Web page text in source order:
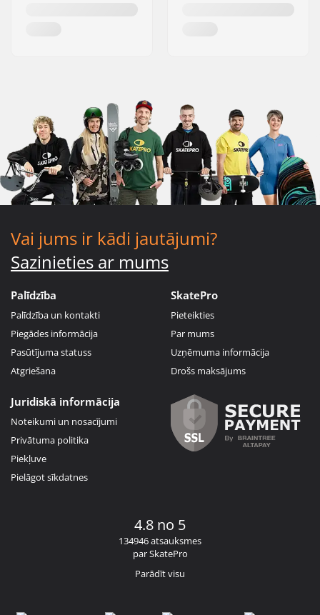
Vai jums ir kādi jautājumi?
Sazinieties ar mums
Palīdzība
Palīdzība un kontakti
Piegādes informācija
Pasūtījuma statuss
Atgriešana
SkatePro
Pieteikties
Par mums
Uzņēmuma informācija
Drošs maksājums
Juridiskā informācija
Noteikumi un nosacījumi
Privātuma politika
Piekļuve
Pielāgot sīkdatnes
4.8 no 5
134946 atsauksmes
par SkatePro
Parādīt visu